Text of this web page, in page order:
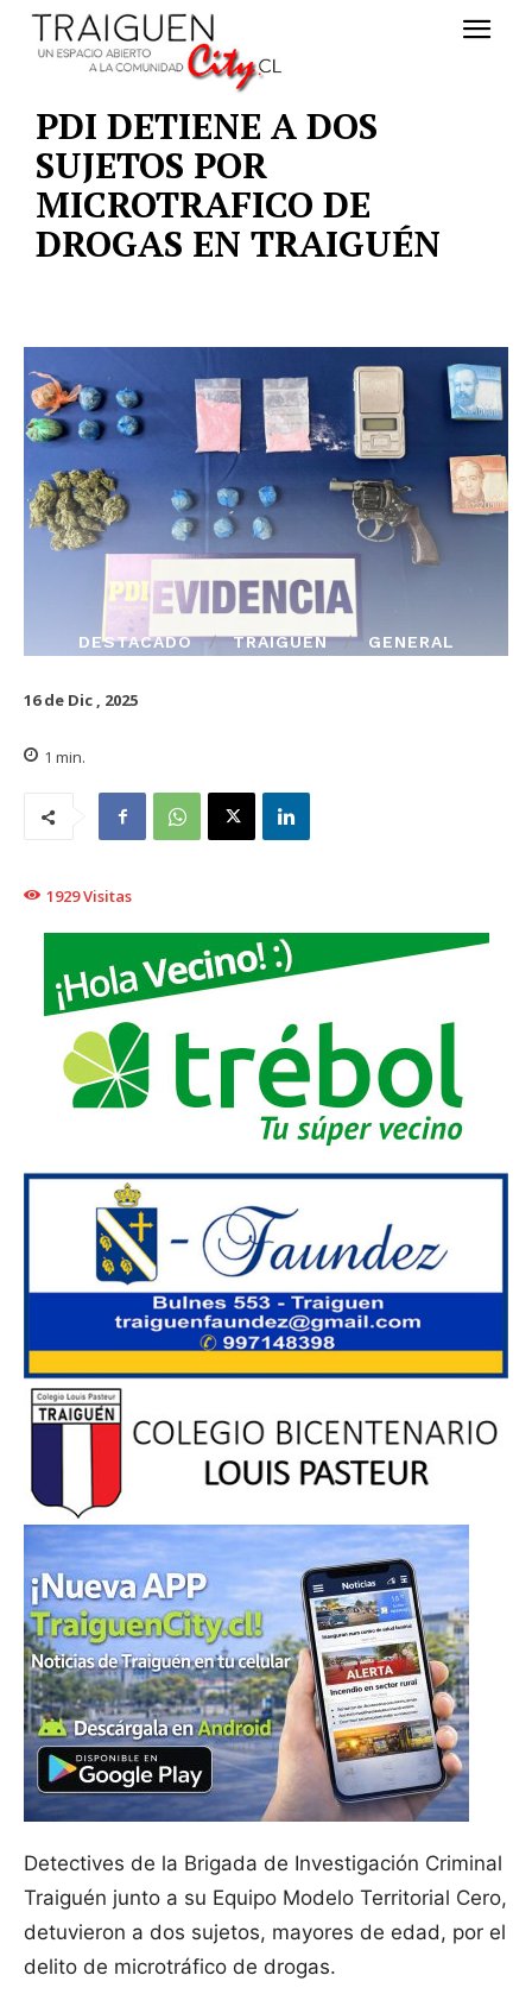
PDI DETIENE A DOS
SUJETOS POR
MICROTRAFICO DE
DROGAS EN TRAIGUÉN
DESTACADO TRAIGUÉN GENERAL
16 de Dic , 2025
1 min.
1929Visitas
Detectives de la Brigada de Investigación Criminal
Traiguén junto a su Equipo Modelo Territorial Cero,
detuvieron a dos sujetos, mayores de edad, por el
delito de microtráfico de drogas.